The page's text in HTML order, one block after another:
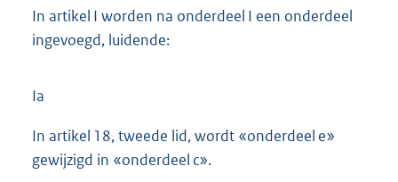
In artikel I worden na onderdeel I een onderdeel
ingevoegd, luidende:
Ia
In artikel 18, tweede lid, wordt «onderdeel e»
gewijzigd in «onderdeel c».